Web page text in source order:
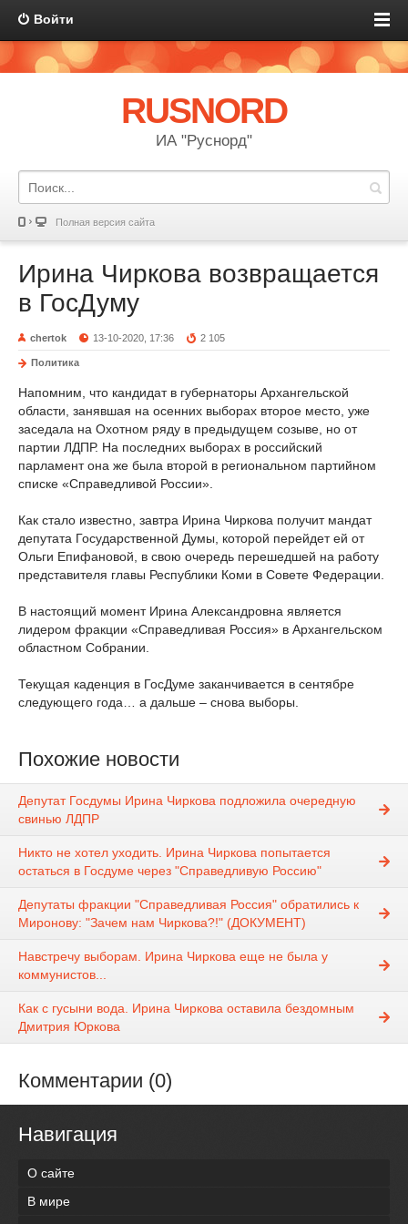
Войти
RUSNORD
ИА "Руснорд"
Полная версия сайта
Ирина Чиркова возвращается
в ГосДуму
chertok 13-10-2020, 17:36 2 105
Политика
Напомним, что кандидат в губернаторы Архангельской
области, занявшая на осенних выборах второе место, уже
заседала на Охотном ряду в предыдущем созыве, но от
партии ЛДПР. На последних выборах в российский
парламент она же была второй в региональном партийном
списке «Справедливой России».
Как стало известно, завтра Ирина Чиркова получит мандат
депутата Государственной Думы, которой перейдет ей от
Ольги Епифановой, в свою очередь перешедшей на работу
представителя главы Республики Коми в Совете Федерации.
В настоящий момент Ирина Александровна является
лидером фракции «Справедливая Россия» в Архангельском
областном Собрании.
Текущая каденция в ГосДуме заканчивается в сентябре
следующего года… а дальше – снова выборы.
Похожие новости
Депутат Госдумы Ирина Чиркова подложила очередную
свинью ЛДПР
Никто не хотел уходить. Ирина Чиркова попытается
остаться в Госдуме через "Справедливую Россию"
Депутаты фракции "Справедливая Россия" обратились к
Миронову: "Зачем нам Чиркова?!" (ДОКУМЕНТ)
Навстречу выборам. Ирина Чиркова еще не была у
коммунистов...
Как с гусыни вода. Ирина Чиркова оставила бездомным
Дмитрия Юркова
Комментарии (0)
Навигация
О сайте
В мире